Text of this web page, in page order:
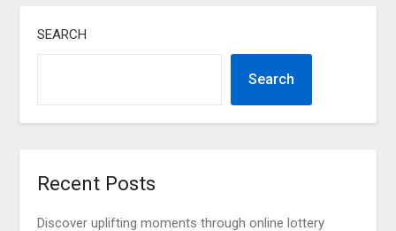
SEARCH
Search
Recent Posts
Discover uplifting moments through online lottery